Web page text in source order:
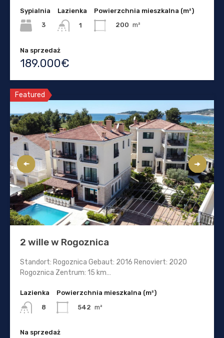
Sypialnia
3
Lazienka
1
Powierzchnia mieszkalna (m²)
200 m²
Na sprzedaż
189.000€
Featured
2 wille w Rogoznica
Standort: Rogoznica Gebaut: 2016 Renoviert: 2020
Rogoznica Zentrum: 15 km…
Lazienka
8
Powierzchnia mieszkalna (m²)
542 m²
Na sprzedaż